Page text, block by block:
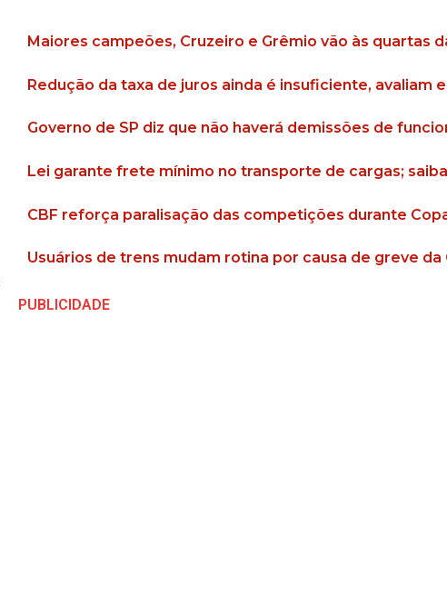
Maiores campeões, Cruzeiro e Grêmio vão às quartas
Redução da taxa de juros ainda é insuficiente, avaliam
Governo de SP diz que não haverá demissões de
Lei garante frete mínimo no transporte de cargas;
CBF reforça paralisação das competições durante
Usuários de trens mudam rotina por causa de greve da
PUBLICIDADE